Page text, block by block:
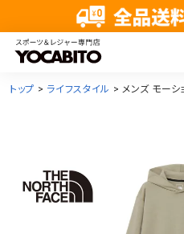
トップ ライフスタイル メンズ モー